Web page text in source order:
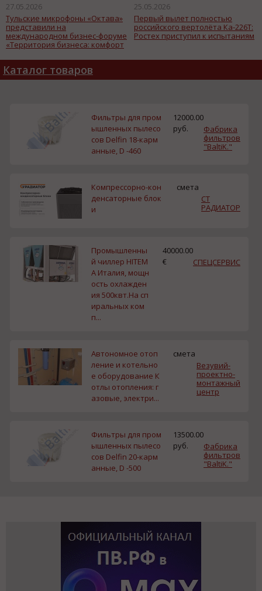
27.05.2026
Тульские микрофоны «Октава»
представили на
международном бизнес-форуме
«Территория бизнеса: комфорт
25.05.2026
Первый вылет полностью
российского вертолёта Ка-226Т:
Ростех приступил к испытаниям
Каталог товаров
Фильтры для пром
ышленных пылесо
сов Delfin 18-карм
анные, D -460
12000.00
руб.
Фабрика
фильтров
"BaltiK."
Компрессорно-кон
денсаторные блок
и
смета
СТ
РАДИАТОР
Промышленны
й чиллер HITEM
A Италия, мощн
ость охлажден
ия 500квт.На сп
иральных ком
п...
40000.00
€
СПЕЦСЕРВИС
Автономное отоп
ление и котельно
е оборудование К
отлы отопления: г
азовые, электри...
смета
Везувий-
проектно-
монтажный
центр
Фильтры для пром
ышленных пылесо
сов Delfin 20-карм
анные, D -500
13500.00
руб.
Фабрика
фильтров
"BaltiK."